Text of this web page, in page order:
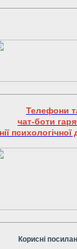
Телефони
чат-боти
Корисні